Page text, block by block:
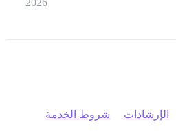
2026
الإرشادات شروط الخدمة